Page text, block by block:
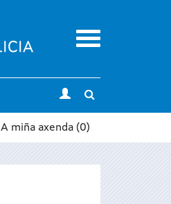
Menu
search
A miña axenda (0)